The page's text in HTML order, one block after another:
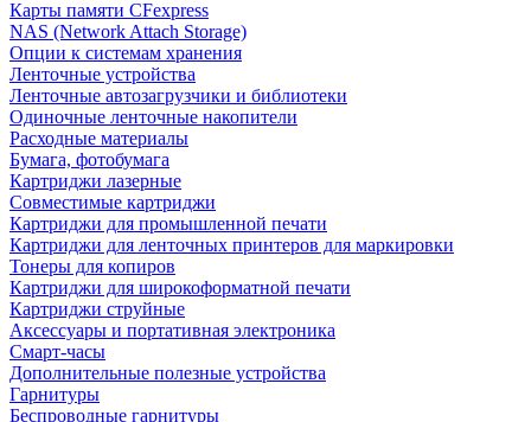
Карты памяти CFexpress
NAS (Network Attach Storage)
Опции к системам хранения
Ленточные устройства
Ленточные автозагрузчики и библиотеки
Одиночные ленточные накопители
Расходные материалы
Бумага, фотобумага
Картриджи лазерные
Совместимые картриджи
Картриджи для промышленной печати
Картриджи для ленточных принтеров для маркировки
Тонеры для копиров
Картриджи для широкоформатной печати
Картриджи струйные
Аксессуары и портативная электроника
Смарт-часы
Дополнительные полезные устройства
Гарнитуры
Беспроводные гарнитуры